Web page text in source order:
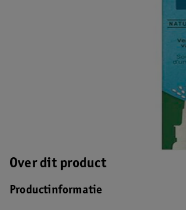
Over dit product
Productinformatie